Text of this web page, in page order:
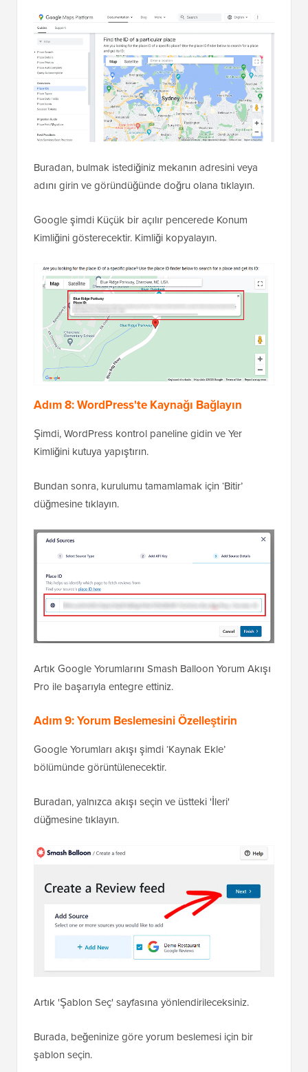
Buradan, bulmak istediğiniz mekanın adresini veya
adını girin ve göründüğünde doğru olana tıklayın.
Google şimdi Küçük bir açılır pencerede Konum
Kimliğini gösterecektir. Kimliği kopyalayın.
Adım 8: WordPress'te Kaynağı Bağlayın
Şimdi, WordPress kontrol paneline gidin ve Yer
Kimliğini kutuya yapıştırın.
Bundan sonra, kurulumu tamamlamak için ‘Bitir’
düğmesine tıklayın.
Artık Google Yorumlarını Smash Balloon Yorum Akışı
Pro ile başarıyla entegre ettiniz.
Adım 9: Yorum Beslemesini Özelleştirin
Google Yorumları akışı şimdi ‘Kaynak Ekle’
bölümünde görüntülenecektir.
Buradan, yalnızca akışı seçin ve üstteki 'İleri'
düğmesine tıklayın.
Artık 'Şablon Seç' sayfasına yönlendirileceksiniz.
Burada, beğeninize göre yorum beslemesi için bir
şablon seçin.